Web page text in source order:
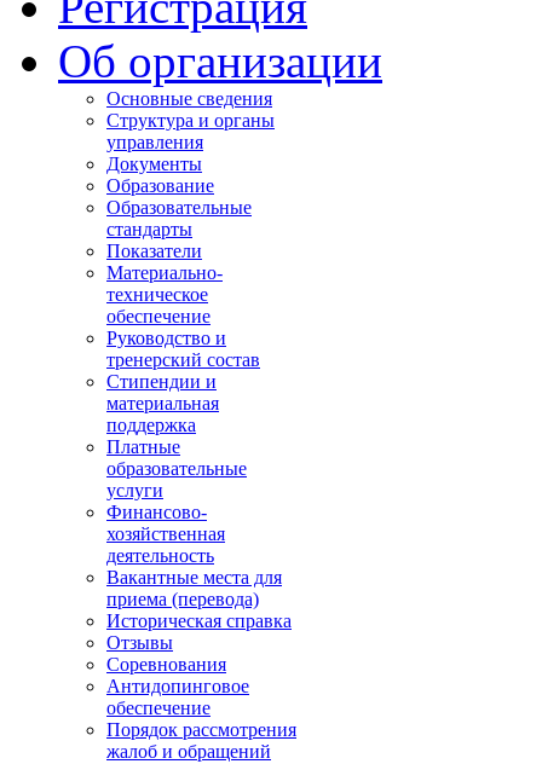
Об организации
Основные сведения
Структура и органы
управления
Документы
Образование
Образовательные
стандарты
Показатели
Материально-
техническое
обеспечение
Руководство и
тренерский состав
Стипендии и
материальная
поддержка
Платные
образовательные
услуги
Финансово-
хозяйственная
деятельность
Вакантные места для
приема (перевода)
Историческая справка
Отзывы
Соревнования
Антидопинговое
обеспечение
Порядок рассмотрения
жалоб и обращений